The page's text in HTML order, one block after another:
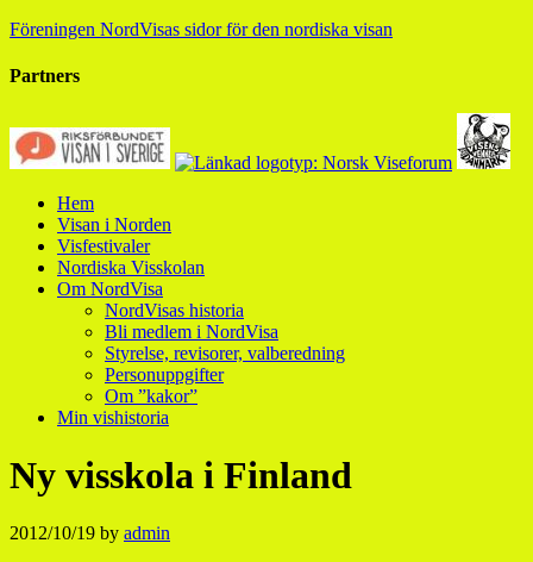
Föreningen NordVisas sidor för den nordiska visan
Partners
Hem
Visan i Norden
Visfestivaler
Nordiska Visskolan
Om NordVisa
NordVisas historia
Bli medlem i NordVisa
Styrelse, revisorer, valberedning
Personuppgifter
Om ”kakor”
Min vishistoria
Ny visskola i Finland
2012/10/19 by admin